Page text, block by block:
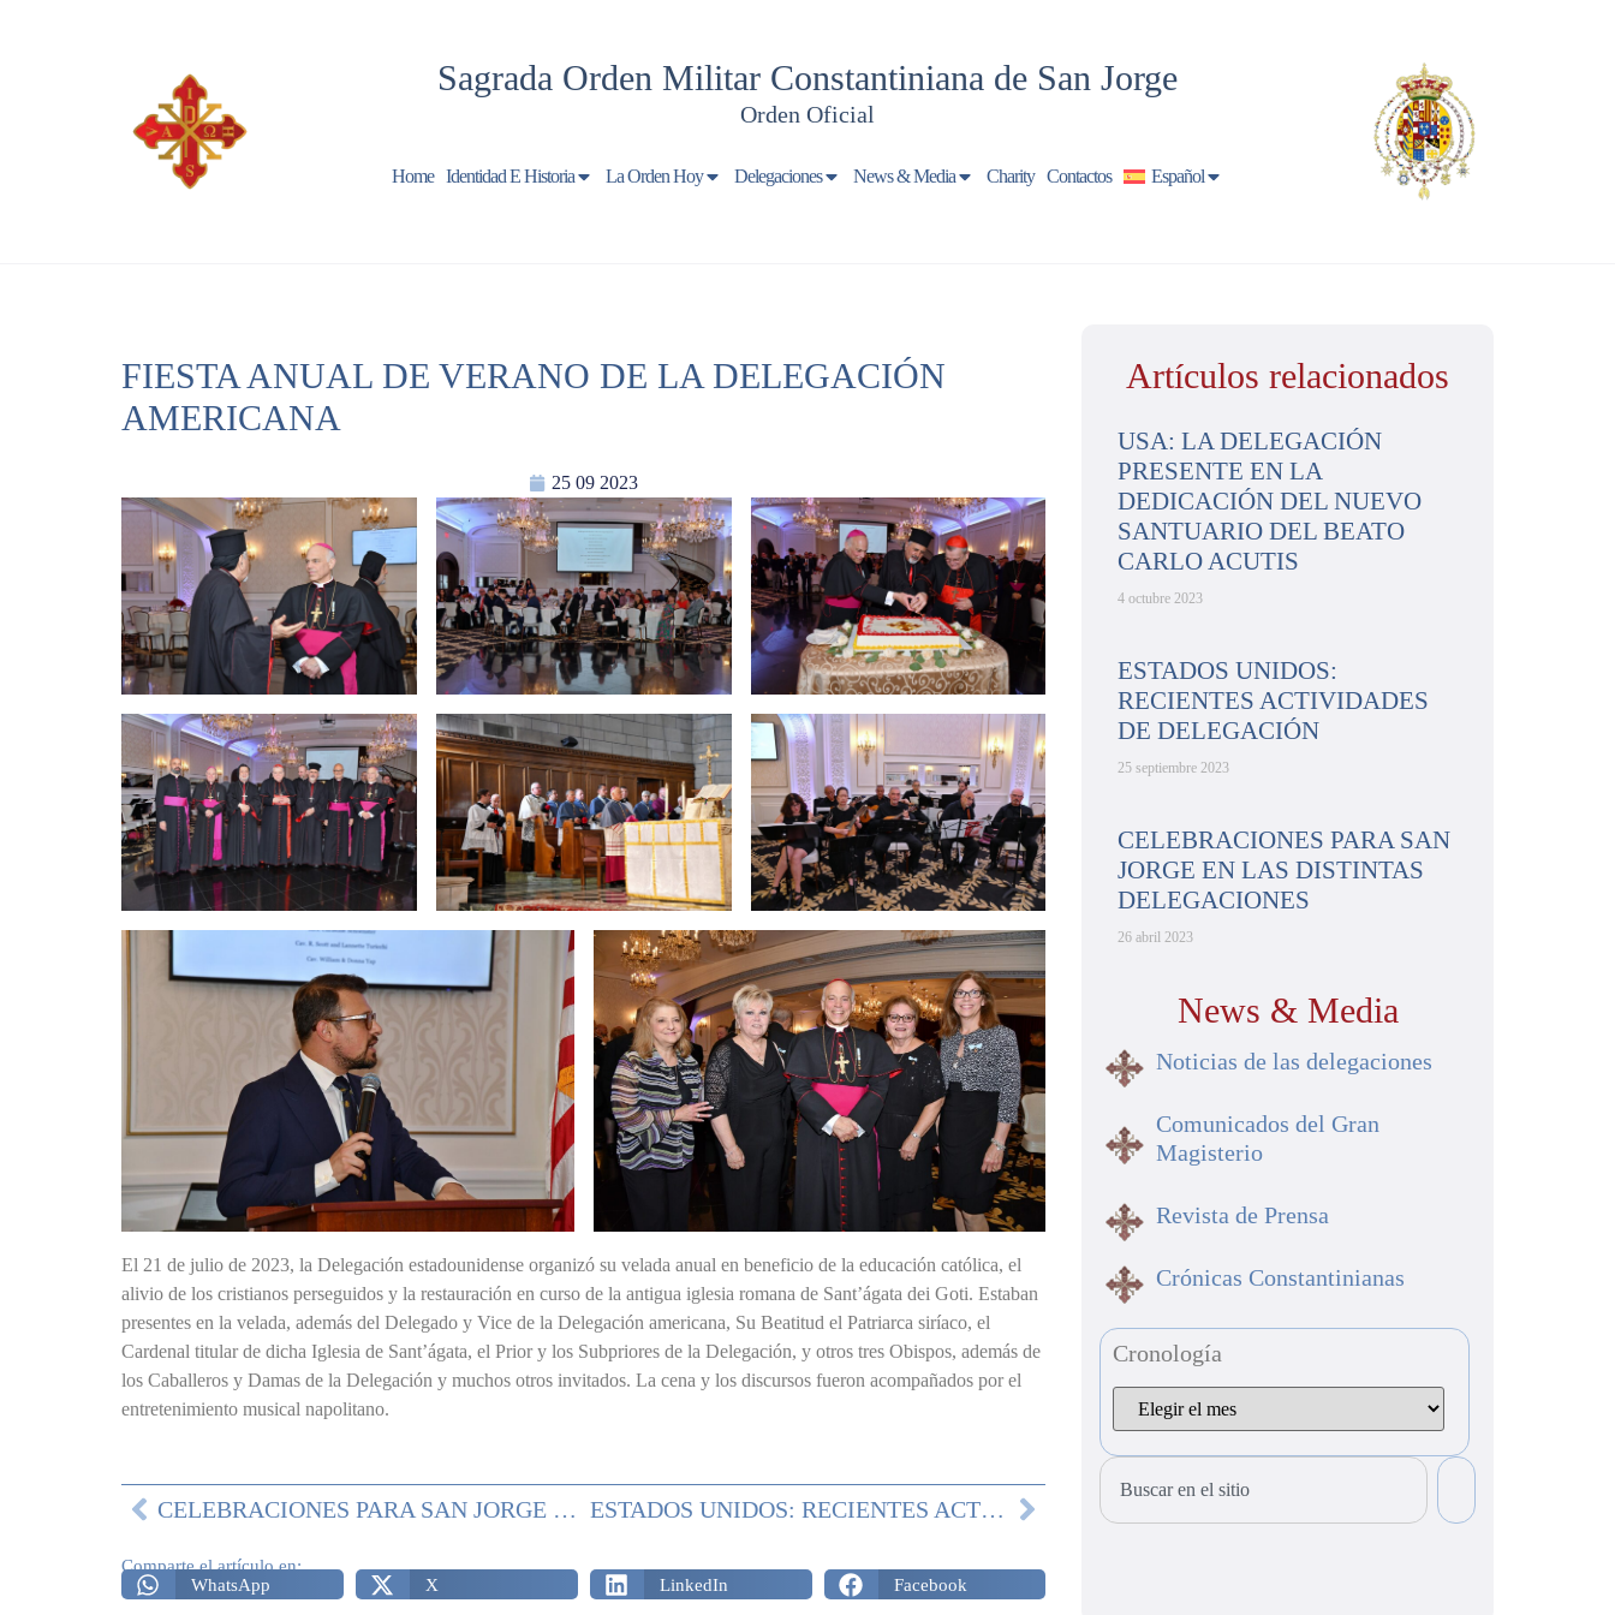
Sagrada Orden Militar Constantiniana de San Jorge
Orden Oficial
Home Identidad E Historia La Orden Hoy Delegaciones News & Media Charity Contactos Español
FIESTA ANUAL DE VERANO DE LA DELEGACIÓN
AMERICANA
25 09 2023
El 21 de julio de 2023, la Delegación estadounidense organizó su velada anual en beneficio de la educación católica, el
alivio de los cristianos perseguidos y la restauración en curso de la antigua iglesia romana de Sant’ágata dei Goti. Estaban
presentes en la velada, además del Delegado y Vice de la Delegación americana, Su Beatitud el Patriarca siríaco, el
Cardenal titular de dicha Iglesia de Sant’ágata, el Prior y los Subpriores de la Delegación, y otros tres Obispos, además de
los Caballeros y Damas de la Delegación y muchos otros invitados. La cena y los discursos fueron acompañados por el
entretenimiento musical napolitano.
CELEBRACIONES PARA SAN JORGE EN LAS DISTINTAS DELEGACIONES ESTADOS UNIDOS: RECIENTES ACTIVIDADES DE DELEGACIÓN
Comparte el artículo en:
WhatsApp
X LinkedIn Facebook
Artículos relacionados
USA: LA DELEGACIÓN
PRESENTE EN LA
DEDICACIÓN DEL NUEVO
SANTUARIO DEL BEATO
CARLO ACUTIS
4 octubre 2023
ESTADOS UNIDOS:
RECIENTES ACTIVIDADES
DE DELEGACIÓN
25 septiembre 2023
CELEBRACIONES PARA SAN
JORGE EN LAS DISTINTAS
DELEGACIONES
26 abril 2023
News & Media
Noticias de las delegaciones
Comunicados del Gran
Magisterio
Revista de Prensa
Crónicas Constantinianas
Cronología